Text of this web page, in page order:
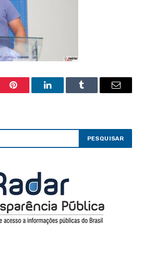
Pinterest LinkedInTumblr Email